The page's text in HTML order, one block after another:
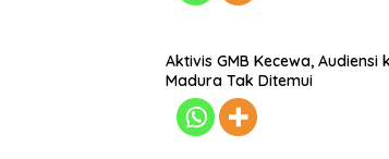
Aktivis GMB Kecewa, Audiensi
Madura Tak Ditemui